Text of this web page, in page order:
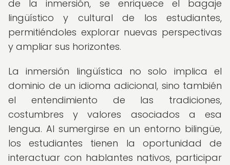
de la inmersión, se enriquece el bagaje
lingüístico y cultural de los estudiantes,
permitiéndoles explorar nuevas perspectivas
y ampliar sus horizontes.
La inmersión lingüística no solo implica el
dominio de un idioma adicional, sino también
el entendimiento de las tradiciones,
costumbres y valores asociados a esa
lengua. Al sumergirse en un entorno bilingüe,
los estudiantes tienen la oportunidad de
interactuar con hablantes nativos, participar